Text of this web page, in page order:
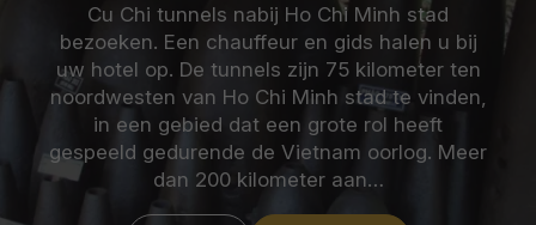
Cu Chi tunnels nabij Ho Chi Minh stad
bezoeken. Een chauffeur en gids halen u bij
uw hotel op. De tunnels zijn 75 kilometer ten
noordwesten van Ho Chi Minh stad te vinden,
in een gebied dat een grote rol heeft
gespeeld gedurende de Vietnam oorlog. Meer
dan 200 kilometer aan…